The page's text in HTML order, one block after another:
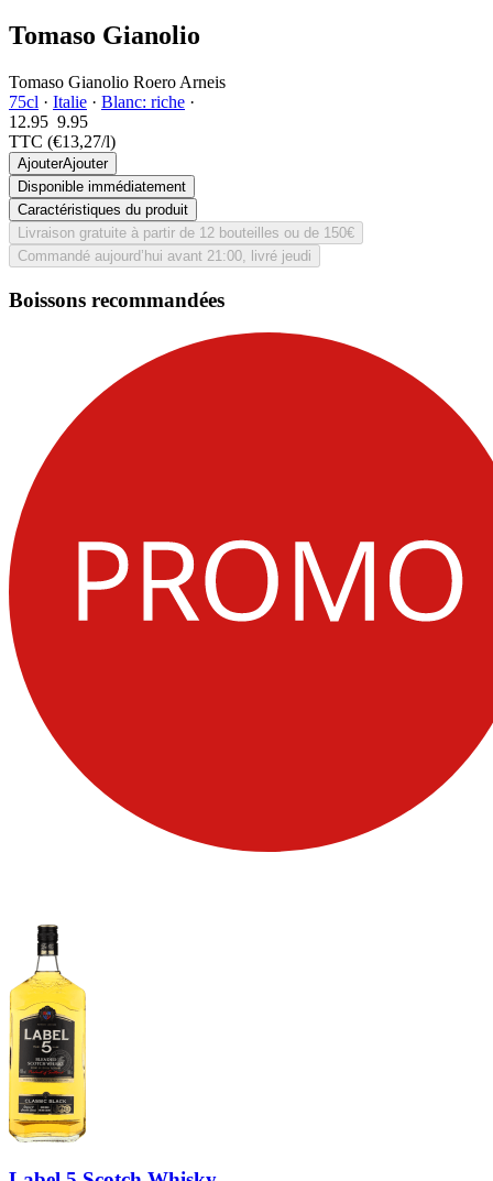
Tomaso Gianolio
Tomaso Gianolio Roero Arneis
75cl · Italie · Blanc: riche ·
12.95 9.95
TTC (€13,27/l)
AjouterAjouter
Disponible immédiatement
Caractéristiques du produit
Livraison gratuite à partir de 12 bouteilles ou de 150€
Commandé aujourd’hui avant 21:00, livré jeudi
Boissons recommandées